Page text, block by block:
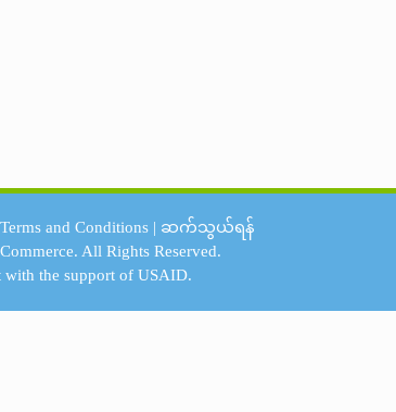
Terms and Conditions| ဆက်သွယ်ရန်
All Rights Reserved.
with the support ofUSAID.